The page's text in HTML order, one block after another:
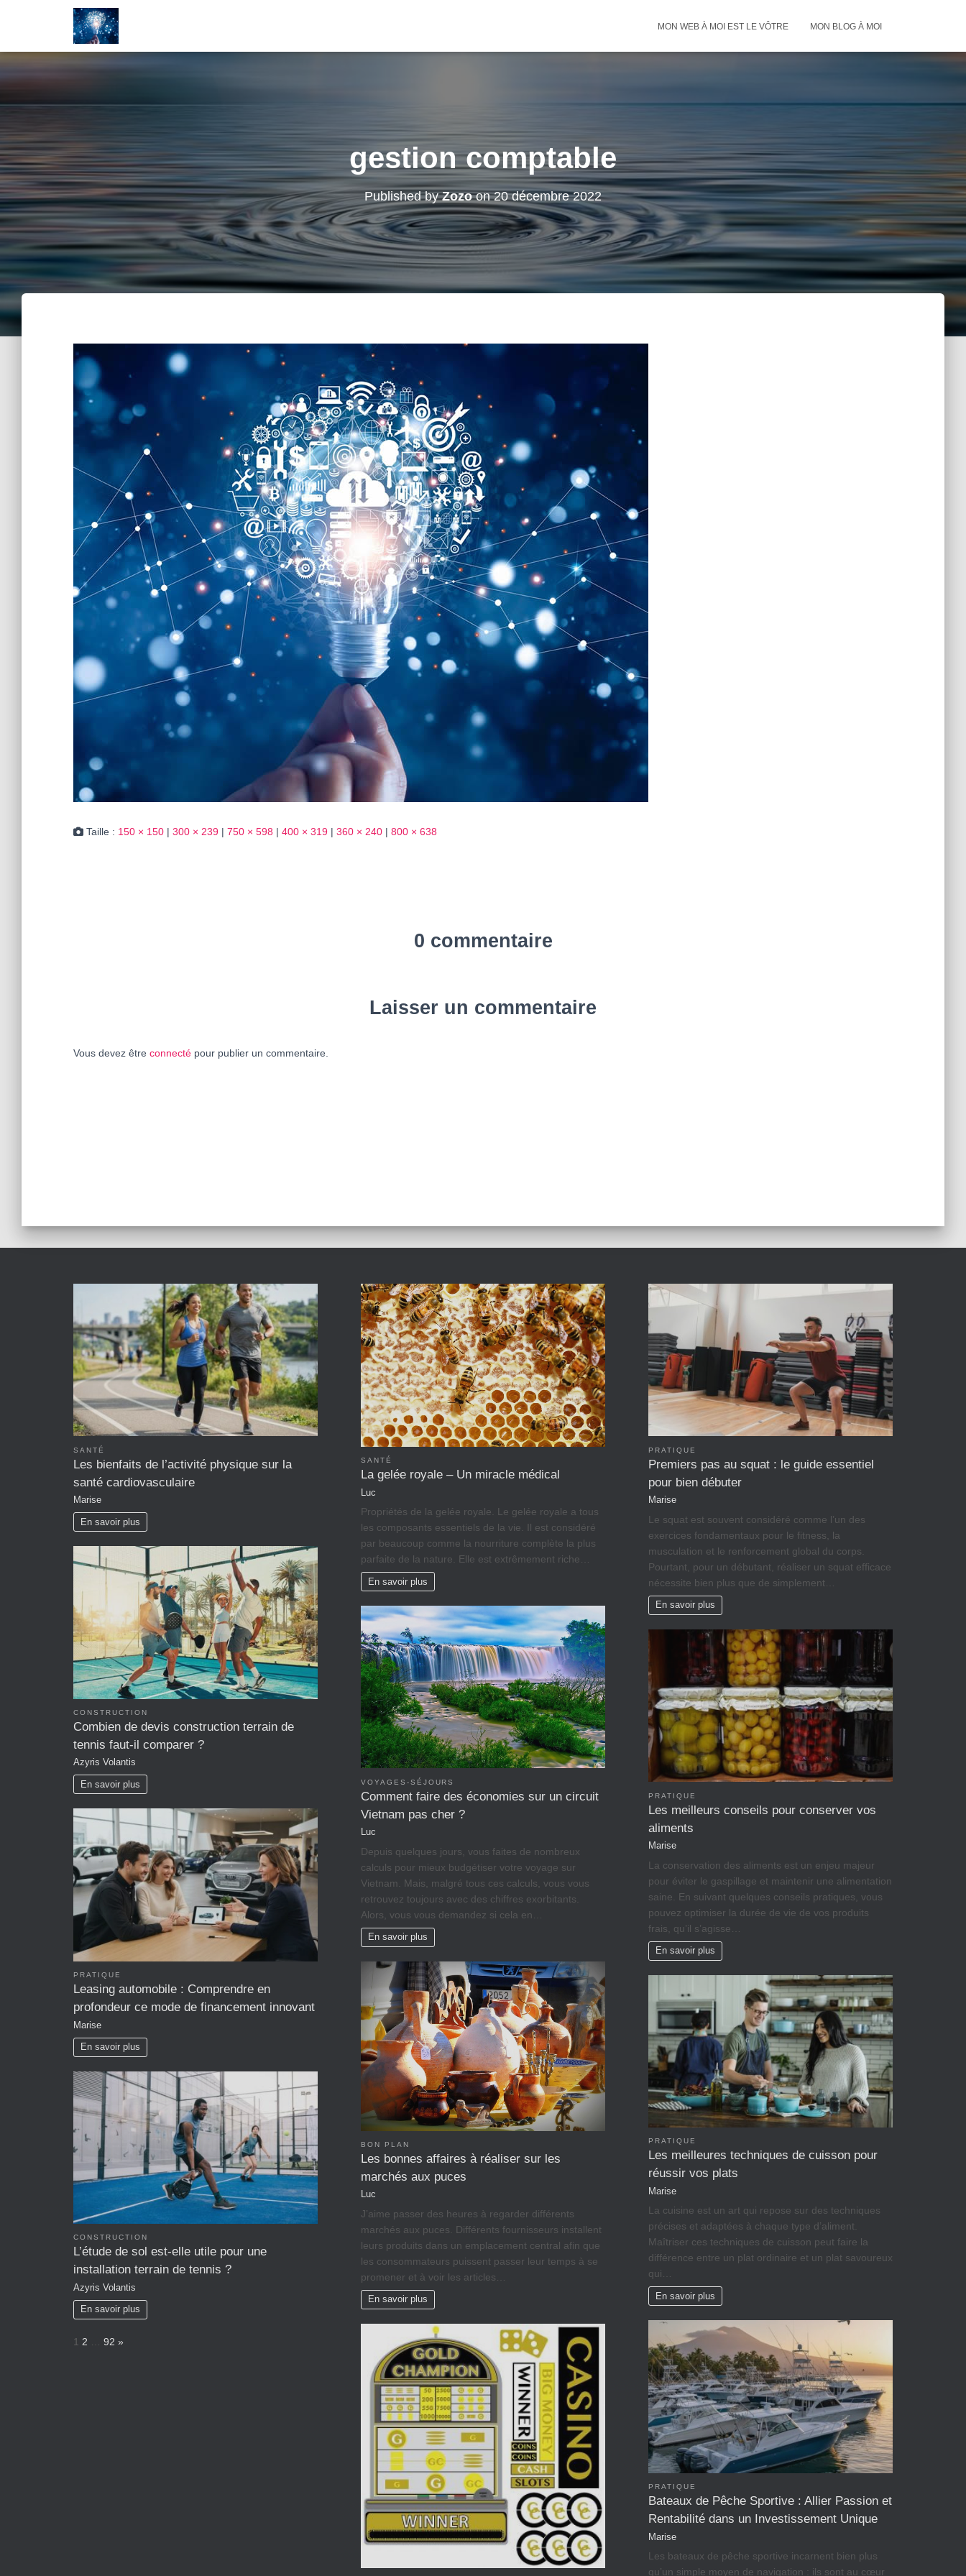
MON WEB À MOI EST LE VÔTRE MON BLOG À MOI
gestion comptable
Published byZozoon20 décembre 2022
Taille : 150 × 150 | 300 × 239 | 750 × 598 | 400 × 319 | 360 × 240 | 800 × 638
0 commentaire
Laisser un commentaire
Vous devez être connecté pour publier un commentaire.
SANTÉ
Les bienfaits de l’activité physique sur la
santé cardiovasculaire
Marise
En savoir plus
CONSTRUCTION
Combien de devis construction terrain de
tennis faut-il comparer ?
Azyris Volantis
En savoir plus
PRATIQUE
Leasing automobile : Comprendre en
profondeur ce mode de financement innovant
Marise
En savoir plus
CONSTRUCTION
L’étude de sol est-elle utile pour une
installation terrain de tennis ?
Azyris Volantis
En savoir plus
P1 2 92 N
»
SANTÉ
La gelée royale – Un miracle médical
Luc
Propriétés de la gelée royale. Le gelée royale a tous
les composants essentiels de la vie. Il est considéré
par beaucoup comme la nourriture complète la plus
parfaite de la nature. Elle est extrêmement riche…
En savoir plus
VOYAGES-SÉJOURS
Comment faire des économies sur un circuit
Vietnam pas cher ?
Luc
Depuis quelques jours, vous faites de nombreux
calculs pour mieux budgétiser votre voyage sur
Vietnam. Mais, malgré tous ces calculs, vous vous
retrouvez toujours avec des chiffres exorbitants.
Alors, vous vous demandez si cela en…
En savoir plus
BON PLAN
Les bonnes affaires à réaliser sur les
marchés aux puces
Luc
J’aime passer des heures à regarder différents
marchés aux puces. Différents fournisseurs installent
leurs produits dans un emplacement central afin que
les consommateurs puissent passer leur temps à se
promener et à voir les articles…
En savoir plus
PRATIQUE
Premiers pas au squat : le guide essentiel
pour bien débuter
Marise
Le squat est souvent considéré comme l’un des
exercices fondamentaux pour le fitness, la
musculation et le renforcement global du corps.
Pourtant, pour un débutant, réaliser un squat efficace
nécessite bien plus que de simplement…
En savoir plus
PRATIQUE
Les meilleurs conseils pour conserver vos
aliments
Marise
La conservation des aliments est un enjeu majeur
pour éviter le gaspillage et maintenir une alimentation
saine. En suivant quelques conseils pratiques, vous
pouvez optimiser la durée de vie de vos produits
frais, qu’il s’agisse…
En savoir plus
PRATIQUE
Les meilleures techniques de cuisson pour
réussir vos plats
Marise
La cuisine est un art qui repose sur des techniques
précises et adaptées à chaque type d’aliment.
Maîtriser ces techniques de cuisson peut faire la
différence entre un plat ordinaire et un plat savoureux
qui…
En savoir plus
PRATIQUE
Bateaux de Pêche Sportive : Allier Passion et
Rentabilité dans un Investissement Unique
Marise
Les bateaux de pêche sportive incarnent bien plus
qu’un simple moyen de navigation : ils sont au cœur